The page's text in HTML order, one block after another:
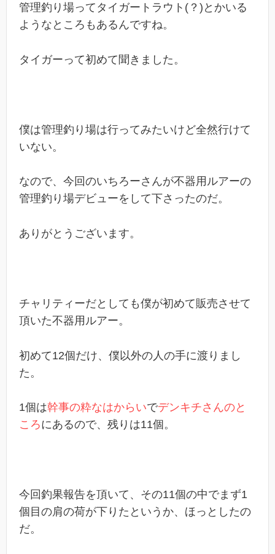
管理釣り場ってタイガートラウト(？)とかいる
ようなところもあるんですね。
タイガーって初めて聞きました。
僕は管理釣り場は行ってみたいけど全然行けて
いない。
なので、今回のいちろーさんが不器用ルアーの
管理釣り場デビューをして下さったのだ。
ありがとうございます。
チャリティーだとしても僕が初めて販売させて
頂いた不器用ルアー。
初めて12個だけ、僕以外の人の手に渡りまし
た。
1個は幹事の粋なはからいでデンキチさんのと
ころにあるので、残りは11個。
今回釣果報告を頂いて、その11個の中でまず1
個目の肩の荷が下りたというか、ほっとしたの
だ。